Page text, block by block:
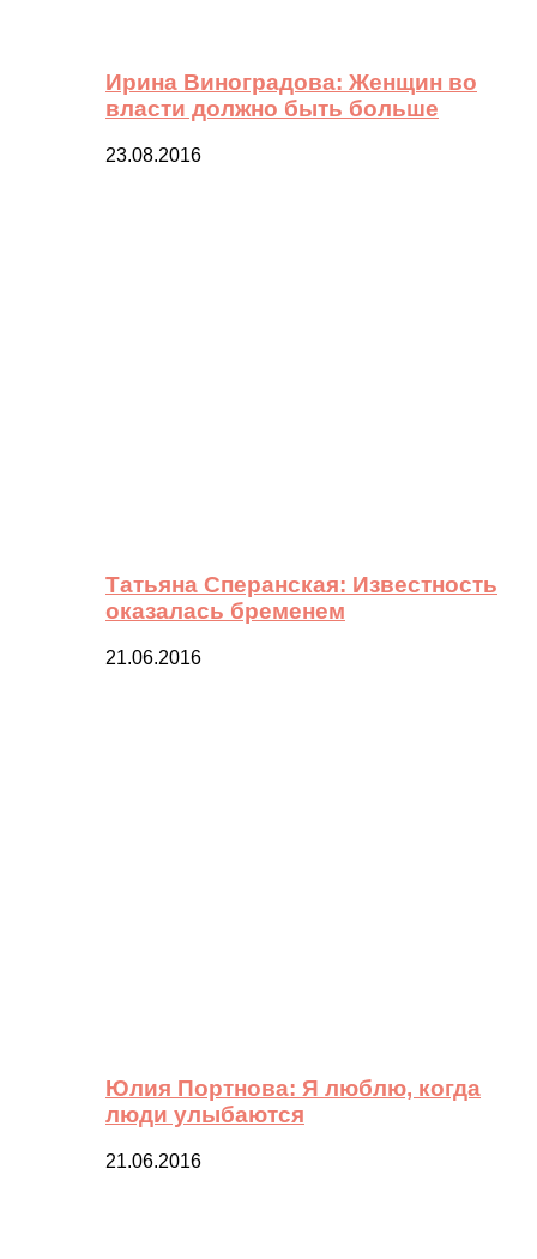
Ирина Виноградова: Женщин во
власти должно быть больше
23.08.2016
Татьяна Сперанская: Известность
оказалась бременем
21.06.2016
Юлия Портнова: Я люблю, когда
люди улыбаются
21.06.2016